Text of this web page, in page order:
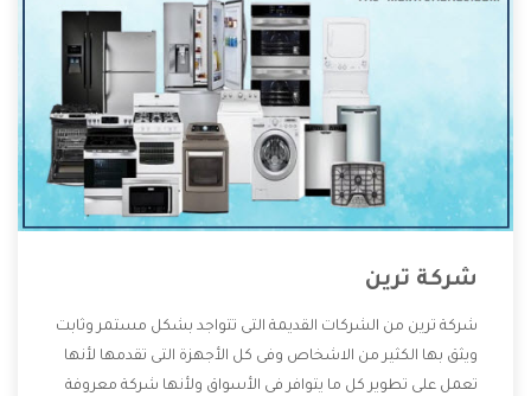
شركة ترين
شركة ترين من الشركات القديمة التى تتواجد بشكل مستمر وثابت
ويثق بها الكثير من الاشخاص وفى كل الأجهزة التى تقدمها لأنها
تعمل على تطوير كل ما يتوافر فى الأسواق ولأنها شركة معروفة